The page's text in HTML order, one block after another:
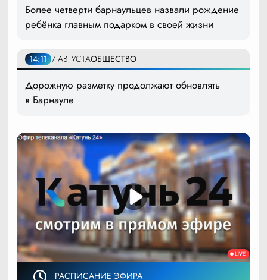
Более четверти барнаульцев назвали рождение
ребёнка главным подарком в своей жизни
14:11 7 АВГУСТАОБЩЕСТВО
Дорожную разметку продолжают обновлять
в Барнауле
РАСПИСАНИЕ ЭФИРА